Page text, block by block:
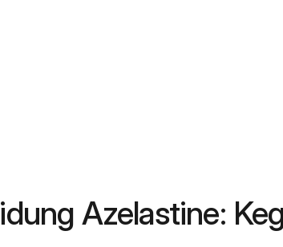
Azelastine: